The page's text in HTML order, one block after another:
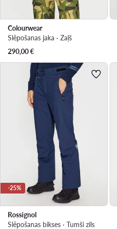
Colourwear
Slēpošanas jaka · Zaļš
290,00€
-25%
Rossignol
Slēpošanas bikses · Tumši zils